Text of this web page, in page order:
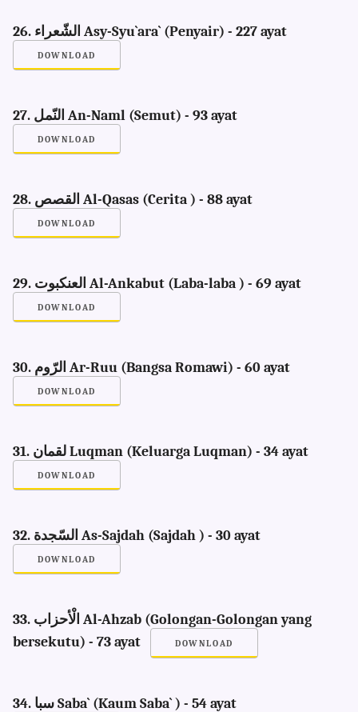
26. الشّعراء Asy-Syu`ara` (Penyair) - 227 ayat
DOWNLOAD
27. النّمل An-Naml (Semut) - 93 ayat
DOWNLOAD
28. القصص Al-Qasas (Cerita ) - 88 ayat
DOWNLOAD
29. العنكبوت Al-Ankabut (Laba-laba ) - 69 ayat
DOWNLOAD
30. الرّوم Ar-Ruu (Bangsa Romawi) - 60 ayat
DOWNLOAD
31. لقمان Luqman (Keluarga Luqman) - 34 ayat
DOWNLOAD
32. السّجدة As-Sajdah (Sajdah ) - 30 ayat
DOWNLOAD
33. الْأحزاب Al-Ahzab (Golongan-Golongan yang
bersekutu) - 73 ayat
DOWNLOAD
34. سبا Saba` (Kaum Saba` ) - 54 ayat